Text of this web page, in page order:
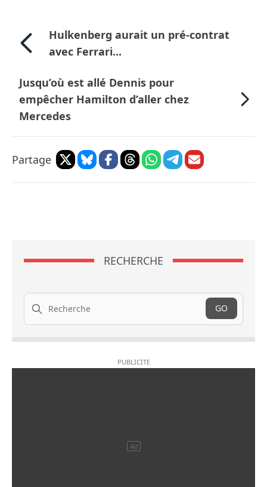
Hulkenberg aurait un pré-contrat
avec Ferrari...
Jusqu’où est allé Dennis pour
empêcher Hamilton d’aller chez
Mercedes
Partage
RECHERCHE
Recherche
GO